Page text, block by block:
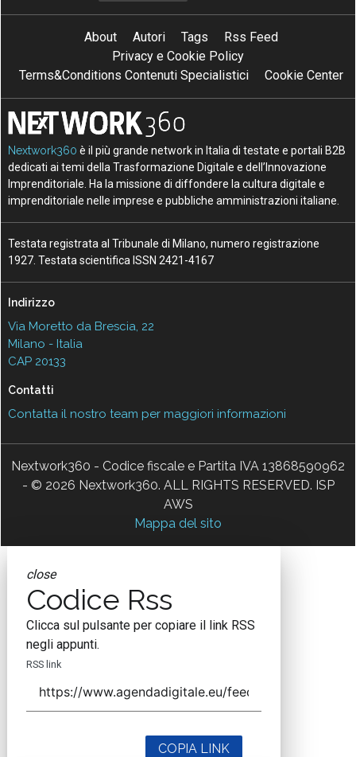
About Autori Tags
Rss Feed
Privacy e Cookie Policy
Terms&Conditions Contenuti Specialistici
Cookie Center
Nextwork360 è il più grande network in Italia di testate e portali B2B
dedicati ai temi della Trasformazione Digitale e dell’Innovazione
Imprenditoriale. Ha la missione di diffondere la cultura digitale e
imprenditoriale nelle imprese e pubbliche amministrazioni italiane.
Testata registrata al Tribunale di Milano, numero registrazione
1927. Testata scientifica ISSN 2421-4167
Indirizzo
Via Moretto da Brescia, 22
Milano - Italia
CAP 20133
Contatti
Contatta il nostro team per maggiori informazioni
Nextwork360 - Codice fiscale e Partita IVA 13868590962
- © 2026 Nextwork360. ALL RIGHTS RESERVED. ISP
AWS
Mappa del sito
close
Codice Rss
Clicca sul pulsante per copiare il link RSS
negli appunti.
RSS link
COPIA LINK